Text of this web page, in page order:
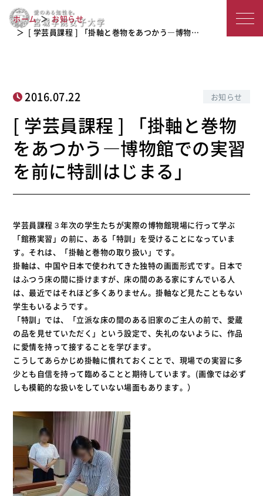
城
子
大
学
―博物館での実習を前に特訓はじま
る」
ホーム
お知らせ
[ 学芸員課程 ] 「掛軸と巻物をあつかう―博物…
2016.07.22 お知らせ
[ 学芸員課程 ] 「掛軸と巻物
をあつかう―博物館での実習
を前に特訓はじまる」
学芸員課程３年次の学生たちが実際の博物館現場に行って学ぶ
「館務実習」の前に、ある「特訓」を受けることになっていま
す。それは、「掛軸と巻物の取り扱い」です。
掛軸は、中国や日本で使われてきた独特の画面形式です。日本で
はふつう床の間に掛けますが、床の間のある家にすんでいる人
は、最近ではそれほど多くありません。掛軸など見たこともない
学生もいるようです。
「特訓」では、「立派な床の間のある旧家のご主人の前で、愛蔵
の品を見せていただく」という設定で、失礼のないように、作品
に愛情を持って接することを学びます。
こうしてあらかじめ掛軸に慣れておくことで、現場での実習に多
少とも自信を持って臨めることと期待しています。(画像では必ず
しも模範的な扱いをしていない場面もあります。）